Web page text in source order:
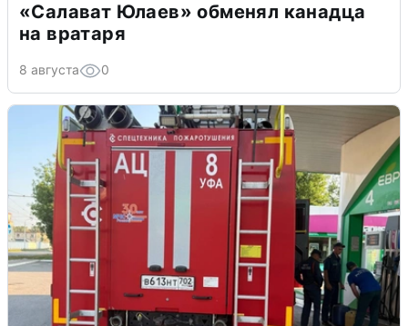
«Салават Юлаев» обменял канадца
на вратаря
8 августа 0